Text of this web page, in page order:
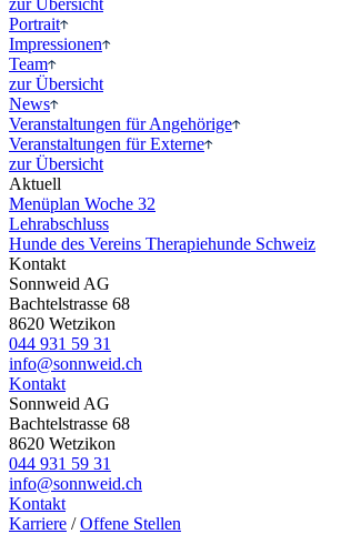
zur Übersicht
Portrait
Impressionen
Team
zur Übersicht
News
Veranstaltungen für Angehörige
Veranstaltungen für Externe
zur Übersicht
Aktuell
Menüplan Woche 32
Lehrabschluss
Hunde des Vereins Therapiehunde Schweiz
Kontakt
Sonnweid AG
Bachtelstrasse 68
8620 Wetzikon
044 931 59 31
info@sonnweid.ch
Kontakt
Sonnweid AG
Bachtelstrasse 68
8620 Wetzikon
044 931 59 31
info@sonnweid.ch
Kontakt
Karriere /Offene Stellen